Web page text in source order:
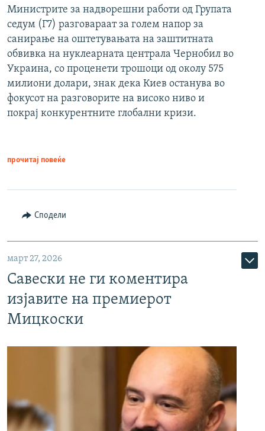
Министрите за надворешни работи од Групата
седум (Г7) разговараат за голем напор за
санирање на оштетувањата на заштитната
обвивка на нуклеарната централа Чернобил во
Украина, со проценети трошоци од околу 575
милиони долари, знак дека Киев останува во
фокусот на разговорите на високо ниво и
покрај конкурентните глобални кризи.
прочитај повеќе
Сподели
март 27, 2026
Савески не ги коментира
изјавите на премиерот
Мицкоски